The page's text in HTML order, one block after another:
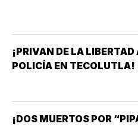
¡PRIVAN DE LA LIBERTAD
POLICÍA EN TECOLUTLA!
¡DOS MUERTOS POR